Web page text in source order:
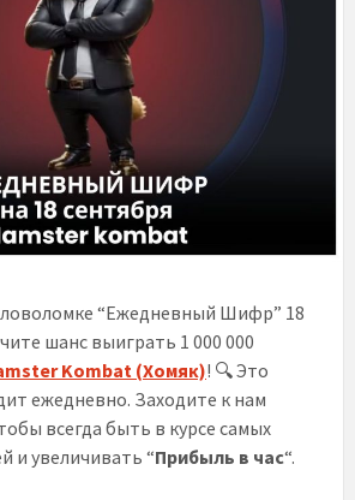
“Ежедневный Шифр” 18
шанс выиграть 1 000 000
Kombat (Хомяк)! 🔍 Это
ежедневно. Заходите к нам
всегда быть в курсе самых
и увеличивать “Прибыль в час“.